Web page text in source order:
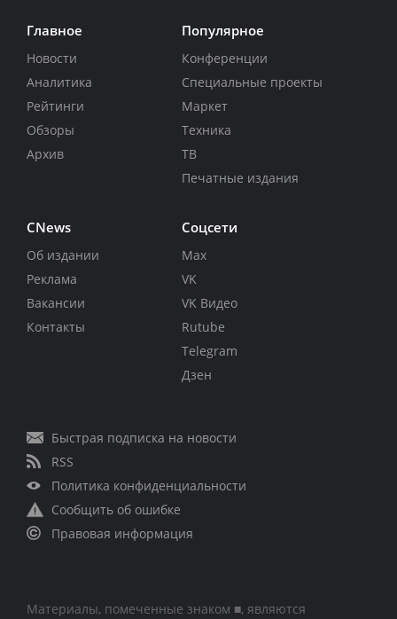
Главное
Новости
Аналитика
Рейтинги
Обзоры
Архив
Популярное
Конференции
Специальные проекты
Маркет
Техника
ТВ
Печатные издания
CNews
Об издании
Реклама
Вакансии
Контакты
Соцсети
Max
VK
VK Видео
Rutube
Telegram
Дзен
Быстрая подписка на новости
RSS
Политика конфиденциальности
Сообщить об ошибке
Правовая информация
Материалы, помеченные знаком ■, являются